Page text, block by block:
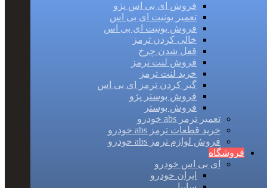
فروش ای بی اس پژو
تعمیر یونیت ای بی اس
فروش یونیت ای بی اس
خالی کردن ترمز
قفل شدن چرخ
فروش لنت ترمز
خرید لنت ترمز
گیر کردن ترمز ای بی اس
فروش بوستر پژو
فروش بوستر
تعمیر ترمز abs خودرو
خرید قطعات ترمز abs خودرو
فروش لوازم ترمز abs خودرو
فروشگاه
ای بی اس خودرو
ایران خودرو